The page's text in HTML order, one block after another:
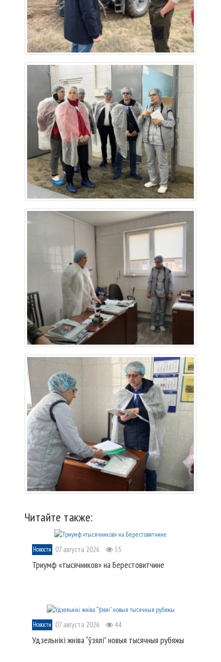
Читайте также:
Новости 07 августа 2026 35
Триумф «тысячников» на Берестовитчине
Новости 07 августа 2026 44
Удзельнікі жніва “ўзялі” новыя тысячныя рубяжы